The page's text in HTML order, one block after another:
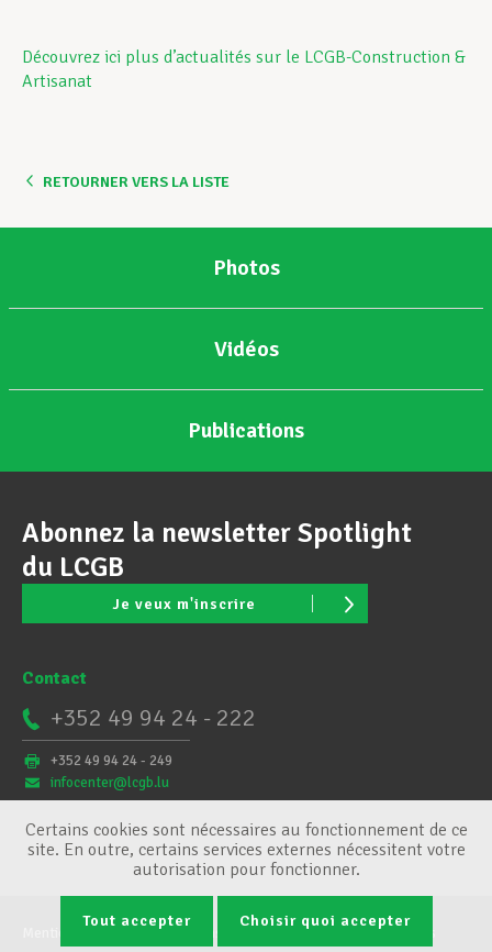
Découvrez ici plus d’actualités sur le LCGB-Construction &
Artisanat
RETOURNER VERS LA LISTE
Photos
Vidéos
Publications
Abonnez la newsletter Spotlight
du LCGB
Je veux m'inscrire
Contact
+352 49 94 24 - 222
+352 49 94 24 - 249
infocenter@lcgb.lu
Conditions générales Gestion des cookies
Certains cookies sont nécessaires au fonctionnement de ce
site. En outre, certains services externes nécessitent votre
autorisation pour fonctionner.
Tout accepter Choisir quoi accepter